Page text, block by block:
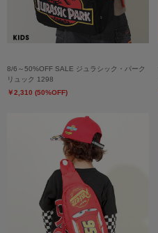
8/6～50%OFF SALE ジュラシック・パーク
リュック 1298
￥2,310 (50%OFF)